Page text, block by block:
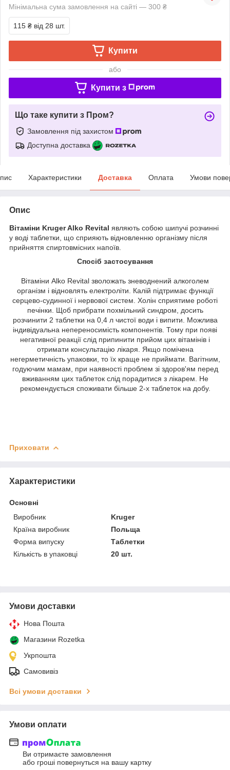
Мінімальна сума замовлення на сайті — 300 ₴
115 ₴ від 28 шт.
Купити
або
Купити з
Що таке купити з Пром?
Замовлення під захистом
Доступна доставка
Характеристики Доставка Оплата Умови
Опис
Вітаміни Kruger Alko Revital являють собою шипучі розчинні
у воді таблетки, що сприяють відновленню організму після
прийняття спиртовмісних напоїв.
Спосіб застосування
Вітаміни Alko Revital зволожать зневоднений алкоголем
організм і відновлять електроліти. Калій підтримає функції
серцево-судинної і нервової систем. Холін сприятиме роботі
печінки. Щоб прибрати похмільний синдром, досить
розчинити 2 таблетки на 0,4 л чистої води і випити. Можлива
індивідуальна непереносимість компонентів. Тому при появі
негативної реакції слід припинити прийом цих вітамінів і
отримати консультацію лікаря. Якщо помічена
негерметичність упаковки, то їх краще не приймати. Вагітним,
годуючим мамам, при наявності проблем зі здоров'ям перед
вживанням цих таблеток слід порадитися з лікарем. Не
рекомендується споживати більше 2-х таблеток на добу.
Приховати
Характеристики
Основні
Виробник
Kruger
Країна виробник
Польща
Форма випуску
Таблетки
Кількість в упаковці
20 шт.
Умови доставки
Нова Пошта
Магазини Rozetka
Укрпошта
Самовивіз
Всі умови доставки
Умови оплати
Ви отримаєте замовлення
або гроші повернуться на вашу картку